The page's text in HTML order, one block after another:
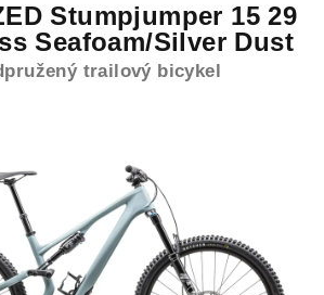
Stumpjumper 15 29
Seafoam/Silver Dust
trailový bicykel